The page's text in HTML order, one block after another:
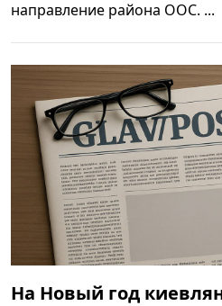
направление района ООС. ...
На Новый год